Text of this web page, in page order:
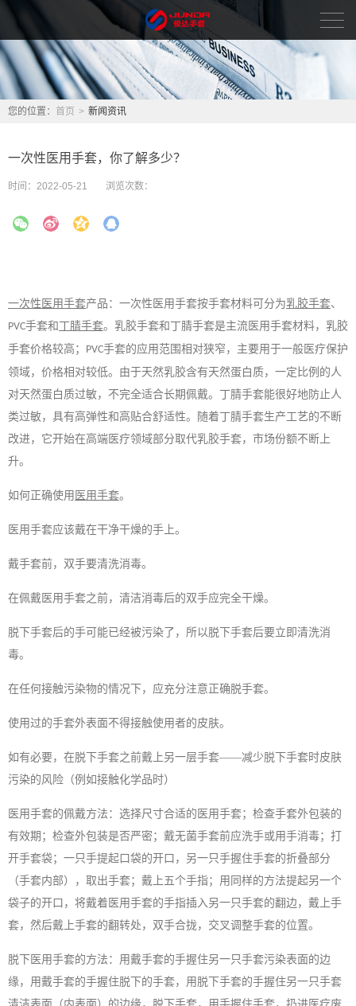
新闻资讯
English
您的位置： 首页 > 新闻资讯
一次性医用手套，你了解多少？
时间： 2022-05-21 浏览次数：
一次性医用手套产品：一次性医用手套按手套材料可分为乳胶手套、
PVC手套和 丁腈手套。乳胶手套和丁腈手套是主流医用手套材料， 乳胶
手套价格较高； PVC手套的应用范围相对狭窄，主要用于一般医疗保护
领域，价格相对较低。由于天然乳胶含有天然蛋白质，一定比例的人
对天然蛋白质过敏，不完全适合长期佩戴。 丁腈手套能很好地防止人
类过敏，具有高弹性和高贴合舒适性。随着丁腈手套生产工艺的不断
改进，它开始在高端医疗领域部分取代乳胶手套，市场份额不断上
升。
如何正确使用 医用手套。
医用手套应该戴在干净干燥的手上。
戴手套前，双手要清洗消毒。
在佩戴 医用手套之前，清洁消毒后的双手应完全干燥。
脱下手套后的手可能已经被污染了，所以脱下手套后要立即清洗消
毒。
在任何接触污染物的情况下，应充分注意正确脱手套。
使用过的手套外表面不得接触使用者的皮肤。
如有必要，在脱下手套之前戴上另一层手套——减少脱下手套时皮肤
污染的风险（例如接触化学品时）
医用手套的佩戴方法：选择尺寸合适的医用手套；检查手套外包装的
有效期；检查外包装是否严密；戴无菌手套前应洗手或用手消毒；打
开手套袋；一只手提起口袋的开口，另一只手握住手套的折叠部分
（手套内部），取出手套；戴上五个手指；用同样的方法提起另一个
袋子的开口，将戴着医用手套的手指插入另一只手套的翻边，戴上手
套，然后戴上手套的翻转处，双手合拢，交叉调整手套的位置。
脱下医用手套的方法：用戴手套的手握住另一只手套污染表面的边
缘，用戴手套的手握住脱下的手套，用脱下手套的手握住另一只手套